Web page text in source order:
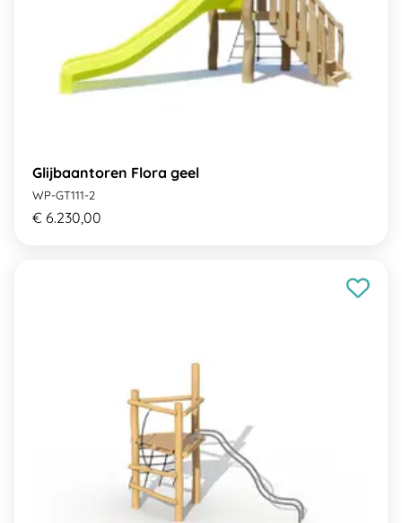
Glijbaantoren Flora geel
WP-GT111-2
€ 6.230,00